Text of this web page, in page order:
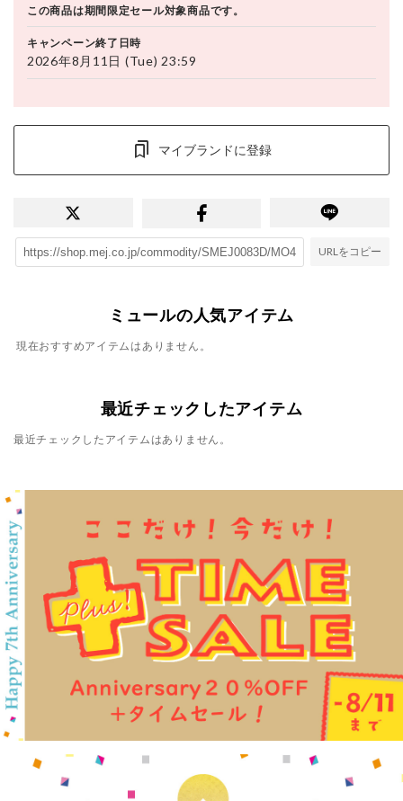
この商品は期間限定セール対象商品です。
キャンペーン終了日時
2026年8月11日 (Tue) 23:59
マイブランドに登録
URLをコピー
ミュールの人気アイテム
現在おすすめアイテムはありません。
最近チェックしたアイテム
最近チェックしたアイテムはありません。